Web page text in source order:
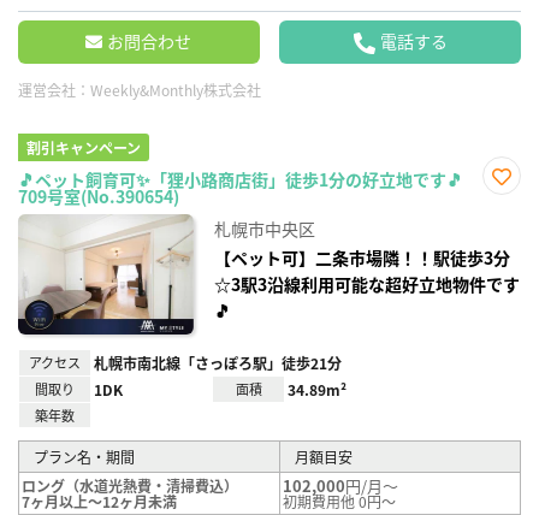
お問合わせ 電話する
運営会社： Weekly&Monthly株式会社
割引キャンペーン
🎵ペット飼育可✨「狸小路商店街」徒歩1分の好立地です🎵
709号室(No.390654)
録
札幌市中央区
【ペット可】二条市場隣！！駅徒歩3分
☆3駅3沿線利用可能な超好立地物件です
🎵
アクセス 札幌市南北線「さっぽろ駅」徒歩21分
間取り 1DK 面積 34.89m²
築年数
プラン名・期間
月額目安
ロング（水道光熱費・清掃費込）
7ヶ月以上～12ヶ月未満
102,000円/月～
初期費用他 0円～